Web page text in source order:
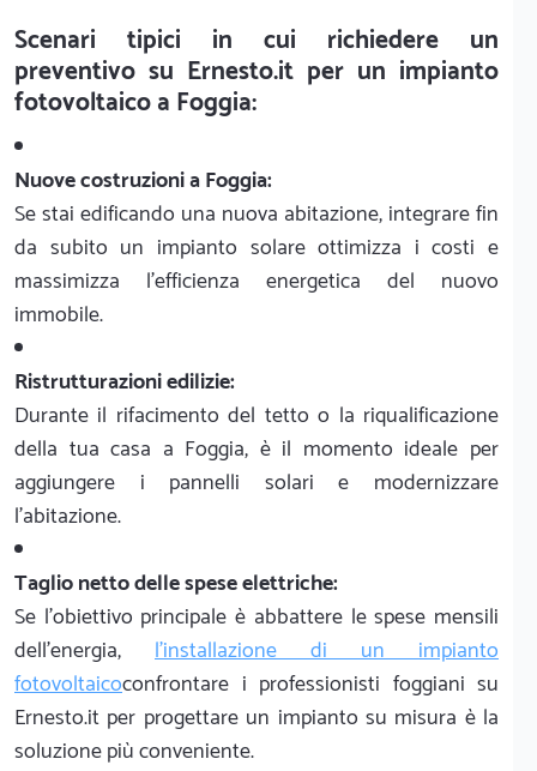
Scenari tipici in cui richiedere un
preventivo su Ernesto.it per un impianto
fotovoltaico a Foggia:
Nuove costruzioni a Foggia:
Se stai edificando una nuova abitazione, integrare fin
da subito un impianto solare ottimizza i costi e
massimizza l'efficienza energetica del nuovo
immobile.
Ristrutturazioni edilizie:
Durante il rifacimento del tetto o la riqualificazione
della tua casa a Foggia, è il momento ideale per
aggiungere i pannelli solari e modernizzare
l'abitazione.
Taglio netto delle spese elettriche:
Se l'obiettivo principale è abbattere le spese mensili
dell'energia, l'installazione di un impianto
fotovoltaicoconfrontare i professionisti foggiani su
Ernesto.it per progettare un impianto su misura è la
soluzione più conveniente.